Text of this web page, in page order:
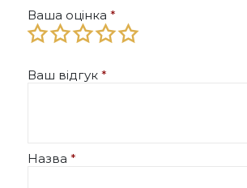
Ваша оцінка *
Ваш відгук *
Назва *